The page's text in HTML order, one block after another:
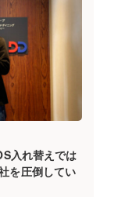
入れ替えでは
を圧倒してい